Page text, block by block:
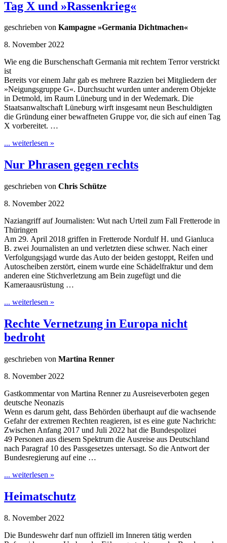
Tag X und »Rassenkrieg«
geschrieben von Kampagne »Germania Dichtmachen«
8. November 2022
Wie eng die Burschenschaft Germania mit rechtem Terror verstrickt
ist
Bereits vor einem Jahr gab es mehrere Razzien bei Mitgliedern der
»Neigungsgruppe G«. Durchsucht wurden unter anderem Objekte
in Detmold, im Raum Lüneburg und in der Wedemark. Die
Staatsanwaltschaft Lüneburg wirft insgesamt neun Beschuldigten
die Gründung einer bewaffneten Gruppe vor, die sich auf einen Tag
X vorbereitet. …
... weiterlesen »
Nur Phrasen gegen rechts
geschrieben von Chris Schütze
8. November 2022
Naziangriff auf Journalisten: Wut nach Urteil zum Fall Fretterode in
Thüringen
Am 29. April 2018 griffen in Fretterode Nordulf H. und Gianluca
B. zwei Journalisten an und verletzten diese schwer. Nach einer
Verfolgungsjagd wurde das Auto der beiden gestoppt, Reifen und
Autoscheiben zerstört, einem wurde eine Schädelfraktur und dem
anderen eine Stichverletzung am Bein zugefügt und die
Kameraausrüstung …
... weiterlesen »
Rechte Vernetzung in Europa nicht
bedroht
geschrieben von Martina Renner
8. November 2022
Gastkommentar von Martina Renner zu Ausreiseverboten gegen
deutsche Neonazis
Wenn es darum geht, dass Behörden überhaupt auf die wachsende
Gefahr der extremen Rechten reagieren, ist es eine gute Nachricht:
Zwischen Anfang 2017 und Juli 2022 hat die Bundespolizei
49 Personen aus diesem Spektrum die Ausreise aus Deutschland
nach Paragraf 10 des Passgesetzes untersagt. So die Antwort der
Bundesregierung auf eine …
... weiterlesen »
Heimatschutz
8. November 2022
Die Bundeswehr darf nun offiziell im Inneren tätig werden